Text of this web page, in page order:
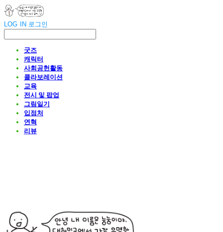
LOG IN 로그인
굿즈
캐릭터
사회공헌활동
콜라보레이션
교육
전시 및 팝업
그림일기
입점처
연혁
리뷰